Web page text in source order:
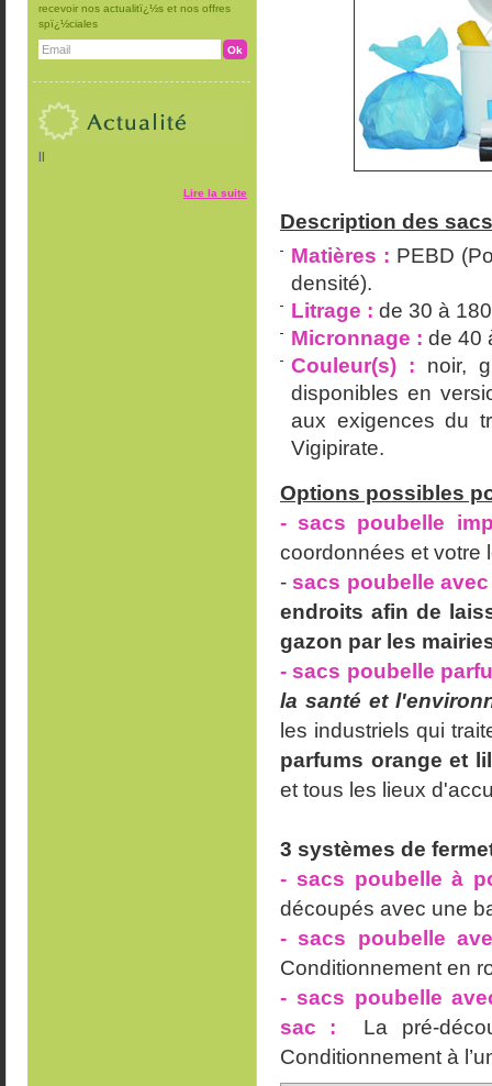
recevoir nos actualitï¿½s et nos offres
spï¿½ciales
||
Lire la suite
Description des
Matières : PEBD
densité).
Litrage : de 30 à
Micronnage : de 40
Couleur(s) : noir,
disponibles en
aux exigences du
Vigipirate.
Options possibles
- sacs poubelle
coordonnées et votre
-sacs poubelle
endroits afin de
gazon par les
- sacs poubelle
la santé et
les industriels qui
parfums orange et
et tous les lieux
3 systèmes de
- sacs poubelle à
découpés avec une
- sacs poubelle
Conditionnement en
- sacs poubelle
sac : La pré-
Conditionnement à